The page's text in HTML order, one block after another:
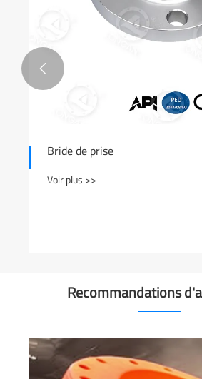
Bride plate en acier
Voir plus >>

Recommandations